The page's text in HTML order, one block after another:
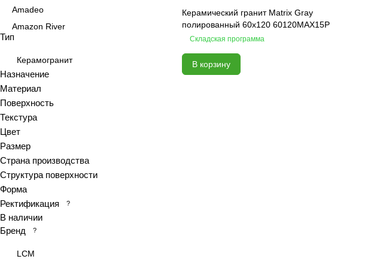
Керамический гранит Matrix Gray
полированный 60х120 60120MAX15P
Складская программа
В корзину
Amadeo
Amazon River
Amber Agate
American Calacatta
Andrea
Antiquewood
Aragon
Arena
Argentina
Armani marble
Art
Art Ceramic 60х120
Arts
Тип
Керамогранит
Назначение
Материал
Поверхность
Текстура
Цвет
Размер
Страна производства
Структура поверхности
Форма
Ректификация
?
В наличии
Бренд
?
LCM